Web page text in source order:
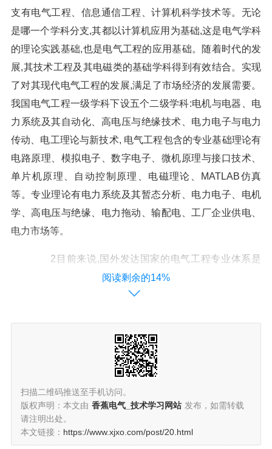
支有电气工程、信息通信工程、计算机科学技术等。无论
是哪一个学科分支,其都以计算机应用为基础,这是电气学科
的理论实践基础,也是电气工程的应用基础。随着时代的发
展,其技术工程及其电磁类的基础学科得到有效结合。实现
了对其现代电气工程的发展,满足了市场经济的发展需要。
我国电气工程一级学科下设五个二级学科:电机与电器、电
力系统及其自动化、高电压与绝缘技术、电力电子与电力
传动、电工理论与新技术, 电气工程包含的专业基础理论有
电路原理、模拟电子、数字电子、微机原理与接口技术、
单片机原理、自动控制原理、电磁理论、MATLAB仿真
等。专业理论有电力系统及其暂态分析、电力电子、电机
学、高电压与绝缘、电力拖动、输配电、工厂企业供电、
电力市场等。
2目前来说,国外发达国家的电气工程专业体系是
比较健全的,随着经济时代的发展,其内部理论实践体系日益
健全,伴随着科学技术的发展而发展。在以前的电气工程专
知识经济时代的'发展,其电子技术及其计算机技术逐渐成为
电气工程的应用核心,其电气学科体系日益健全。有些国外
高校的电气工程教学过程中,实现了对电力工程学科的取缔,
取而代之的是电气工程的计算机应用教学,这满足了国际经
济发展的局势,实现了对电气工程的更新,保障
阅读剩余的14%
扫描二维码推送至手机访问。
版权声明：本文由 香蕉电气_技术学习网站 发布，如需转载
请注明出处。
本文链接： https://www.xjxo.com/post/20.html